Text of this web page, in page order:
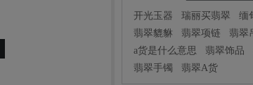
开光玉器 瑞丽买翡翠
缅
翡翠貔貅
翡翠项链
翡翠
a货是什么意思
翡翠饰品
翡翠手镯
翡翠A货